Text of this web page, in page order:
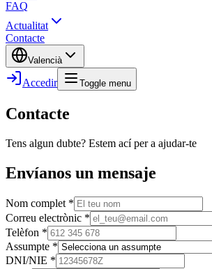
FAQ
Actualitat
Contacte
Valencià
Accedir Toggle menu
Contacte
Tens algun dubte? Estem ací per a ajudar-te
Envíanos un mensaje
Nom complet *
Correu electrònic *
Telèfon *
Assumpte *
DNI/NIE *